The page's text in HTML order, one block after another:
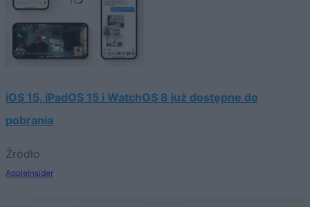
iOS 15, iPadOS 15 i WatchOS 8 już dostępne do
pobrania
Źródło
AppleInsider